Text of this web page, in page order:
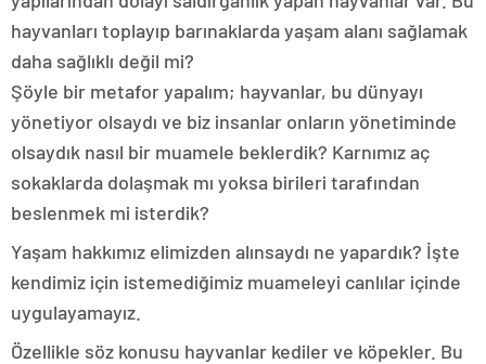
hayvanları toplayıp barınaklarda yaşam alanı sağlamak
daha sağlıklı değil mi?
Şöyle bir metafor yapalım; hayvanlar, bu dünyayı
yönetiyor olsaydı ve biz insanlar onların yönetiminde
olsaydık nasıl bir muamele beklerdik? Karnımız aç
sokaklarda dolaşmak mı yoksa birileri tarafından
beslenmek mi isterdik?
Yaşam hakkımız elimizden alınsaydı ne yapardık? İşte
kendimiz için istemediğimiz muameleyi canlılar içinde
uygulayamayız.
Özellikle söz konusu hayvanlar kediler ve köpekler. Bu